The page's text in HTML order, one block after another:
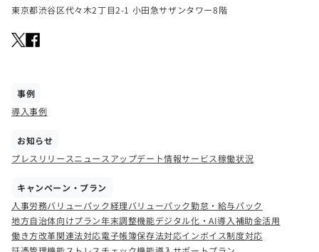
東京都渋谷区代々木2丁目2-1 小田急サザンタワー8階
事例
導入事例
お知らせ
プレスリリースニュース アップデート情報サービス稼働状況
キャンペーン・プラン
人事労務バリューパック経理バリューパック勤怠・給与パック
地方自治体向けプラン年末調整機能デジタル化・AI導入補助金活用
働き方改革関連法対応電子帳簿保存法対応インボイス制度対応